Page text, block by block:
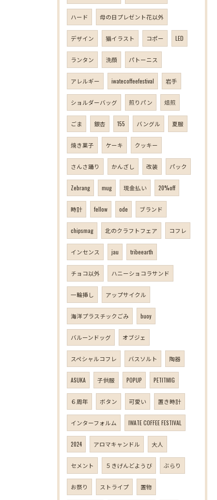
ハード 母の日プレゼント花以外
デザイン 猫イラスト コポー LED
ランタン 洗顔 パトーニス
アレルギー iwatecoffeefestival 岩手
ショルダーバッグ 煎りパン 焙煎
ごま 銀杏 155 バングル 夏服
焼き菓子 ケーキ クッキー
さんさ踊り かんざし 改装 パック
Zebrang mug 現金払い 20%off
時計 fellow ode ブランド
chipsmag 北のクラフトフェア コフレ
インセンス jau tribeearth
チョコ以外 ハニーショコラサンド
一輪挿し アップサイクル
海洋プラスチックごみ buoy
バルーンドッグ オブジェ
スペシャルコフレ バスソルト 陶器
ASUKA 子供服 POPUP PETITMIG
６周年 ボタン 可愛い 置き時計
インターフォルム IWATE COFFEE FESTIVAL
2024 アロマキャンドル 大人
セメント ５きげんどようび ぶらり
お祭り ストライプ 置物